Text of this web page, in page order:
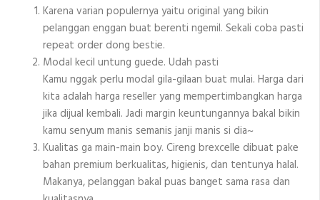
Karena varian populernya yaitu original yang bikin
pelanggan enggan buat berenti ngemil. Sekali coba pasti
repeat order dong bestie.
Modal kecil untung guede. Udah pasti
Kamu nggak perlu modal gila-gilaan buat mulai. Harga dari
kita adalah harga reseller yang mempertimbangkan harga
jika dijual kembali. Jadi margin keuntungannya bakal bikin
kamu senyum manis semanis janji manis si dia~
Kualitas ga main-main boy. Cireng brexcelle dibuat pake
bahan premium berkualitas, higienis, dan tentunya halal.
Makanya, pelanggan bakal puas banget sama rasa dan